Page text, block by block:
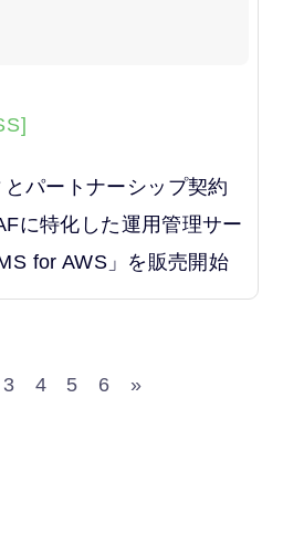
パートナーシップ契約
に特化した運用管理サー
for AWS」を販売開始
3 4 5 6 »